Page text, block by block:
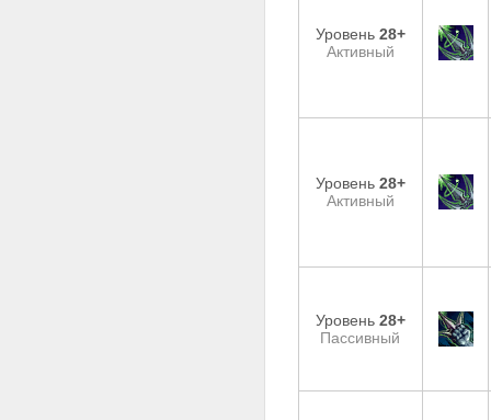
Уровень 28+
Активный
Уровень 28+
Активный
Уровень 28+
Пассивный